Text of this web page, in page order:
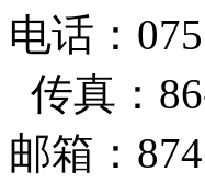
电话：
传真：
邮箱：